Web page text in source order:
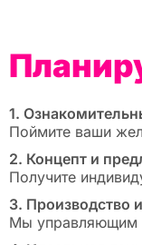
1.
Поймите ваши
2. Концепт и
Получите
3. Производство
Мы управляющим